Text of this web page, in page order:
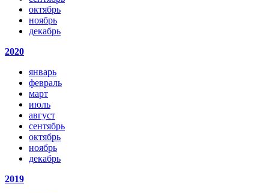
октябрь
ноябрь
декабрь
2020
январь
февраль
март
июль
август
сентябрь
октябрь
ноябрь
декабрь
2019